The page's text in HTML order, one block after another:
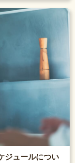
ジュールについ